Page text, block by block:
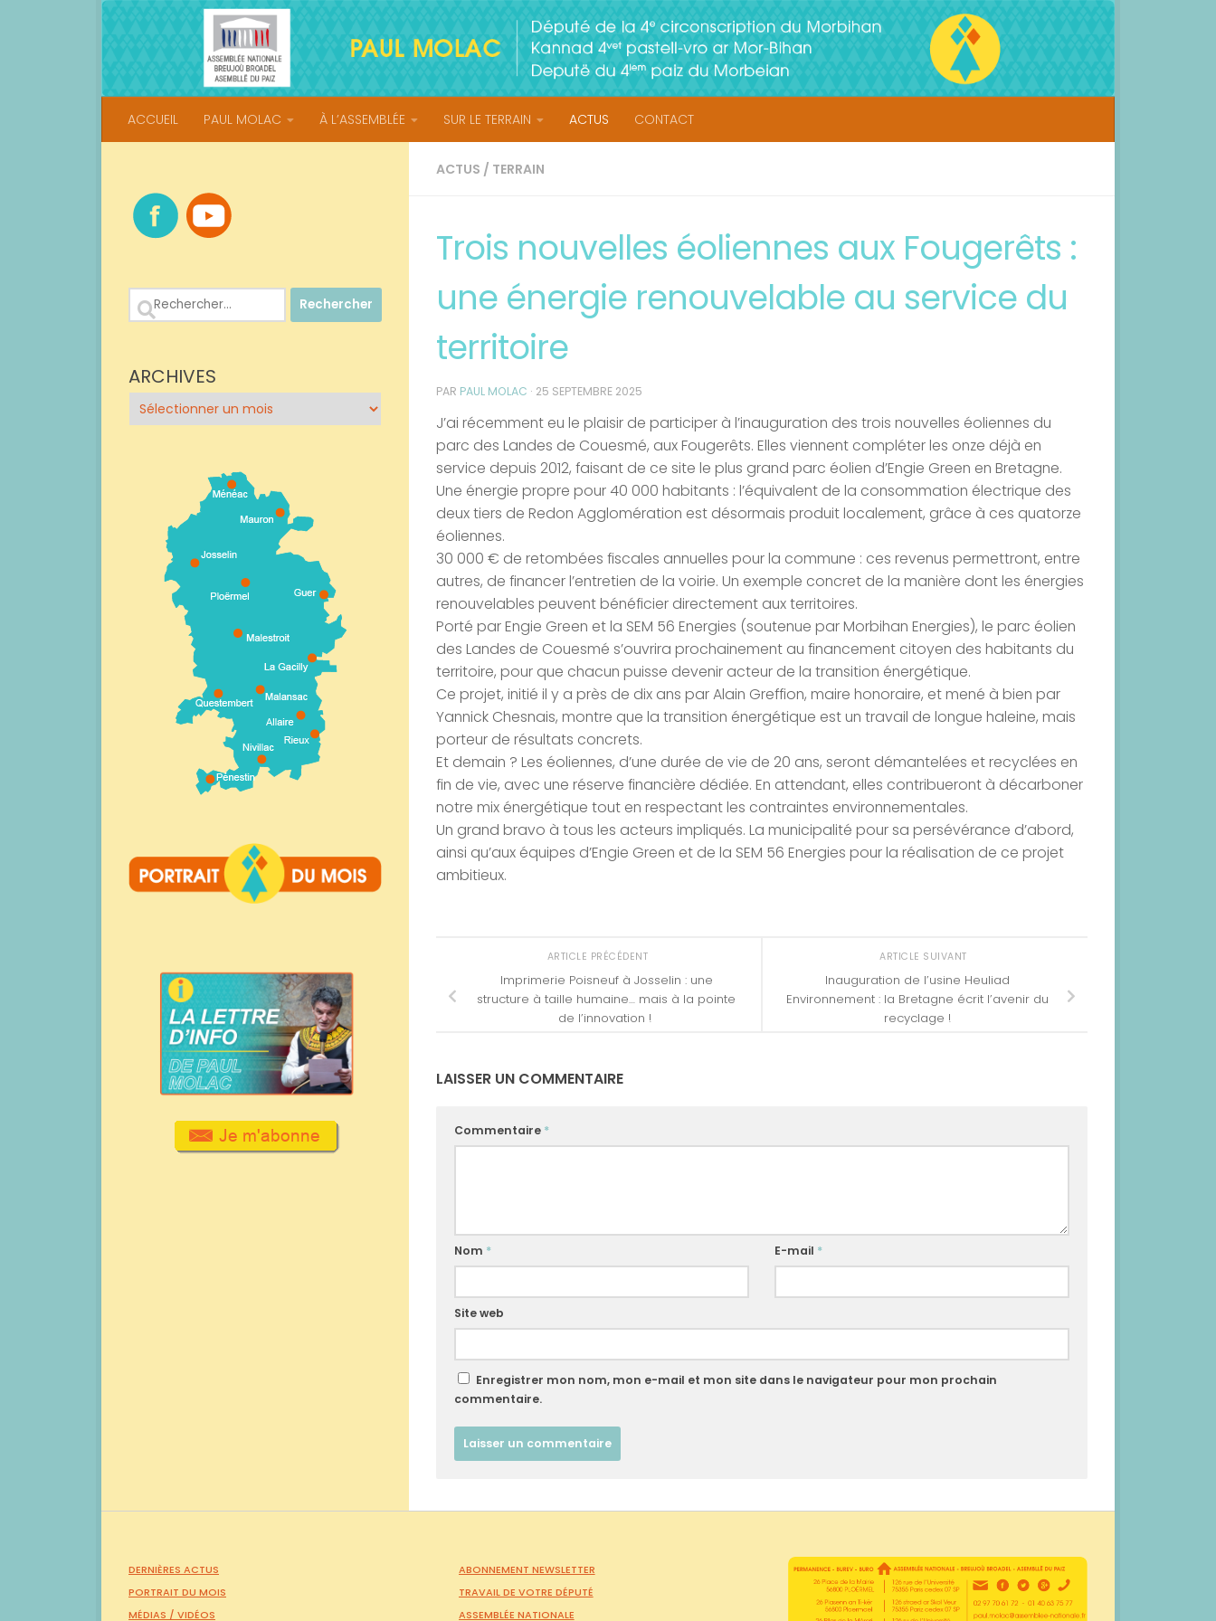
Skip to content
ACCUEIL PAUL MOLAC À L’ASSEMBLÉE SUR LE TERRAIN ACTUS CONTACT
ACTUS / TERRAIN
Trois nouvelles éoliennes aux Fougerêts :
une énergie renouvelable au service du
territoire
PAR PAUL MOLAC · 25 SEPTEMBRE 2025
J’ai récemment eu le plaisir de participer à l’inauguration des trois nouvelles éoliennes du
parc des Landes de Couesmé, aux Fougerêts. Elles viennent compléter les onze déjà en
service depuis 2012, faisant de ce site le plus grand parc éolien d’Engie Green en Bretagne.
Une énergie propre pour 40 000 habitants : l’équivalent de la consommation électrique des
deux tiers de Redon Agglomération est désormais produit localement, grâce à ces quatorze
éoliennes.
30 000 € de retombées fiscales annuelles pour la commune : ces revenus permettront, entre
autres, de financer l’entretien de la voirie. Un exemple concret de la manière dont les énergies
renouvelables peuvent bénéficier directement aux territoires.
Porté par Engie Green et la SEM 56 Energies (soutenue par Morbihan Energies), le parc éolien
des Landes de Couesmé s’ouvrira prochainement au financement citoyen des habitants du
territoire, pour que chacun puisse devenir acteur de la transition énergétique.
Ce projet, initié il y a près de dix ans par Alain Greffion, maire honoraire, et mené à bien par
Yannick Chesnais, montre que la transition énergétique est un travail de longue haleine, mais
porteur de résultats concrets.
Et demain ? Les éoliennes, d’une durée de vie de 20 ans, seront démantelées et recyclées en
fin de vie, avec une réserve financière dédiée. En attendant, elles contribueront à décarboner
notre mix énergétique tout en respectant les contraintes environnementales.
Un grand bravo à tous les acteurs impliqués. La municipalité pour sa persévérance d’abord,
ainsi qu’aux équipes d’Engie Green et de la SEM 56 Energies pour la réalisation de ce projet
ambitieux.
ARTICLE SUIVANT
Inauguration de l’usine Heuliad
Environnement : la Bretagne écrit l’avenir du
recyclage !
ARTICLE PRÉCÉDENT
Imprimerie Poisneuf à Josselin : une
structure à taille humaine… mais à la pointe
de l’innovation !
LAISSER UN COMMENTAIRE
Commentaire *
Nom * E-mail *
Site web
Enregistrer mon nom, mon e-mail et mon site dans le navigateur pour mon prochain
commentaire.
Rechercher :
ARCHIVES
Archives
DERNIÈRES ACTUS
PORTRAIT DU MOIS
MÉDIAS / VIDÉOS
ABONNEMENT NEWSLETTER
TRAVAIL DE VOTRE DÉPUTÉ
ASSEMBLÉE NATIONALE